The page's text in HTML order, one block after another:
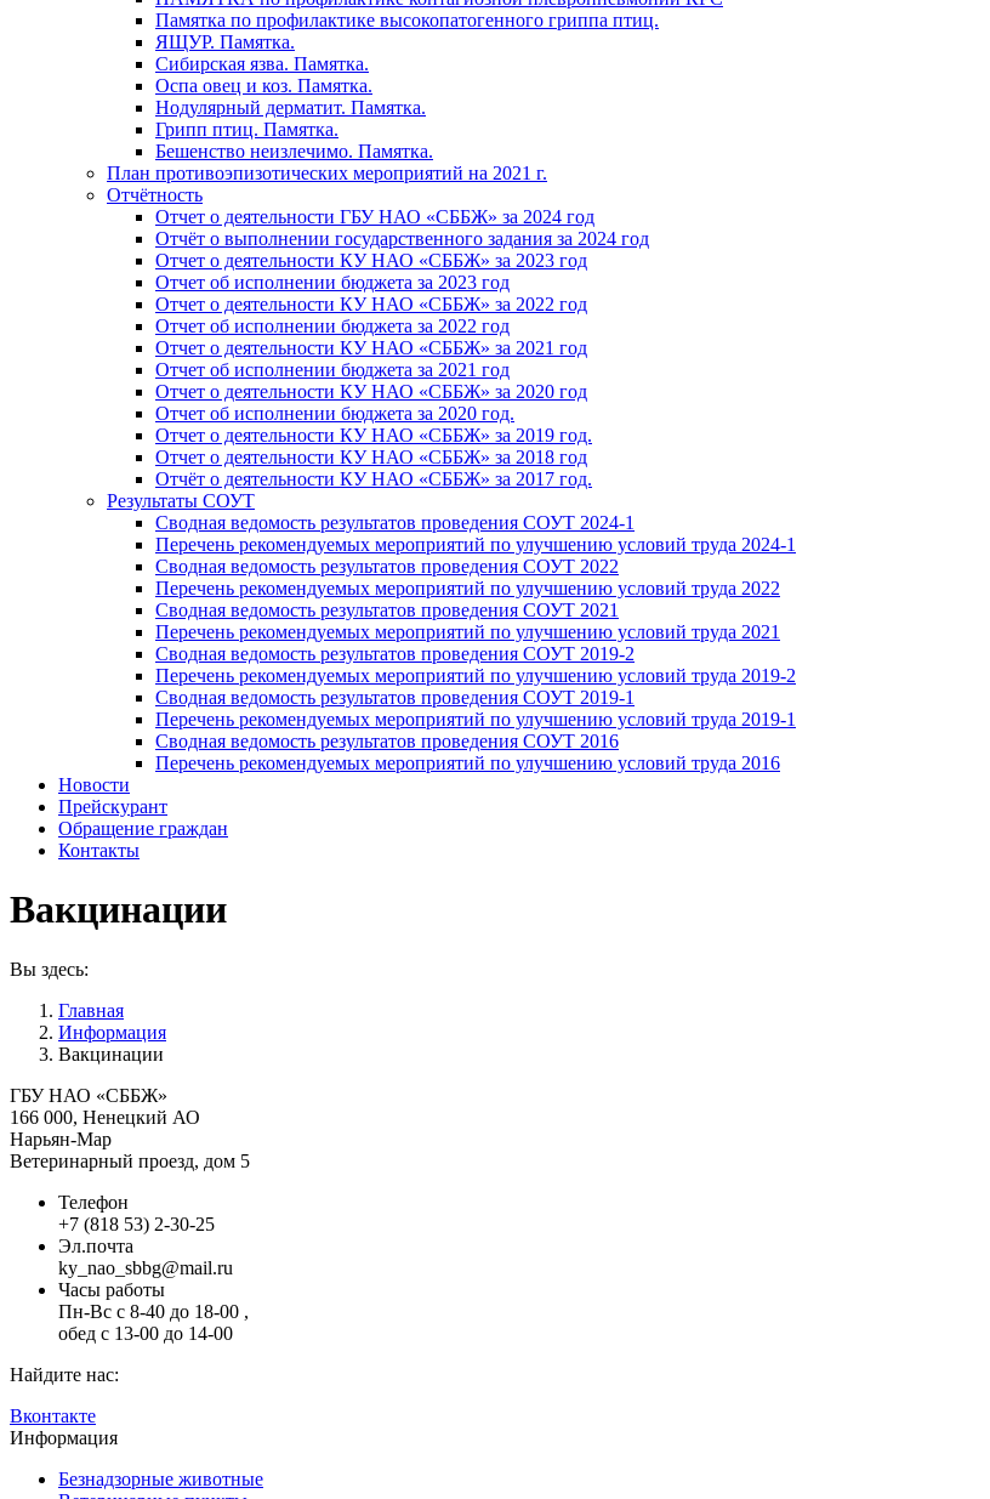
Памятка по профилактике высокопатогенного гриппа птиц.
ЯЩУР. Памятка.
Сибирская язва. Памятка.
Оспа овец и коз. Памятка.
Нодулярный дерматит. Памятка.
Грипп птиц. Памятка.
Бешенство неизлечимо. Памятка.
План противоэпизотических мероприятий на 2021 г.
Отчётность
Отчет о деятельности ГБУ НАО «СББЖ» за 2024 год
Отчёт о выполнении государственного задания за 2024 год
Отчет о деятельности КУ НАО «СББЖ» за 2023 год
Отчет об исполнении бюджета за 2023 год
Отчет о деятельности КУ НАО «СББЖ» за 2022 год
Отчет об исполнении бюджета за 2022 год
Отчет о деятельности КУ НАО «СББЖ» за 2021 год
Отчет об исполнении бюджета за 2021 год
Отчет о деятельности КУ НАО «СББЖ» за 2020 год
Отчет об исполнении бюджета за 2020 год.
Отчет о деятельности КУ НАО «СББЖ» за 2019 год.
Отчет о деятельности КУ НАО «СББЖ» за 2018 год
Отчёт о деятельности КУ НАО «СББЖ» за 2017 год.
Результаты СОУТ
Сводная ведомость результатов проведения СОУТ 2024-1
Перечень рекомендуемых мероприятий по улучшению условий труда 2024-1
Сводная ведомость результатов проведения СОУТ 2022
Перечень рекомендуемых мероприятий по улучшению условий труда 2022
Сводная ведомость результатов проведения СОУТ 2021
Перечень рекомендуемых мероприятий по улучшению условий труда 2021
Сводная ведомость результатов проведения СОУТ 2019-2
Перечень рекомендуемых мероприятий по улучшению условий труда 2019-2
Сводная ведомость результатов проведения СОУТ 2019-1
Перечень рекомендуемых мероприятий по улучшению условий труда 2019-1
Сводная ведомость результатов проведения СОУТ 2016
Перечень рекомендуемых мероприятий по улучшению условий труда 2016
Новости
Прейскурант
Обращение граждан
Контакты
Вакцинации
Вы здесь:
Главная
Информация
Вакцинации
ГБУ НАО «СББЖ»
166 000, Ненецкий АО
Нарьян-Мар
Ветеринарный проезд, дом 5
Телефон
+7 (818 53) 2-30-25
Эл.почта
ky_nao_sbbg@mail.ru
Часы работы
Пн-Вс с 8-40 до 18-00 ,
обед с 13-00 до 14-00
Найдите нас:
Вконтакте
Информация
Безнадзорные животные